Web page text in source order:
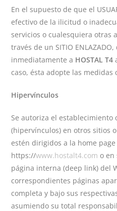
En el supuesto de que el
efectivo de la ilicitud o
servicios o cualesquiera otras
través de un SITIO
inmediatamente a HOSTAL T4
caso, ésta adopte las
Hipervínculos
Se autoriza el
(hipervínculos) en otros sitios
estén dirigidos a la home page
https://www.hostalt4.com o en
página interna (deep link) del
correspondientes páginas
completa y bajo sus
asumiendo su total